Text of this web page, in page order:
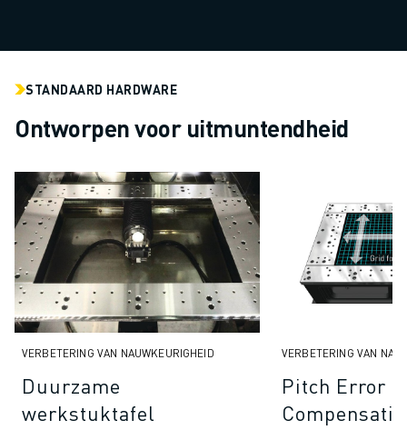
COMPACTE CNC-BEWERKINGSCENTRA
ROBODRILL COMPACTE CNC-BEWERKINGSCENTRA
ROBODRILL SOFTWARE
ROBODRILL PREVENTIEF ONDERHOUD
ROBODRILL DUURZAAMHEID
ROBODRILL ROBOT PAKKET
ROBODRILL ONDERWIJS PAKKET
ELEKTRISCHE SPUITGIETMACHINES
ROBOSHOT FILTER
ROBOSHOT SOFTWARE
ROBOSHOT DUURZAAMHEID
STANDAARD HARDWARE
Ontworpen voor uitmuntendheid
VERBETERING VAN NAUWKEURIGHEID
Duurzame
werkstuktafel
VERBETERING VAN
Pitch Error